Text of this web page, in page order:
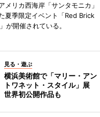
メリカ西海岸「サンタモニカ」
夏季限定イベント「Red Brick
が開催されている。
見る・遊ぶ
横浜美術館で「マリー・アン
トワネット・スタイル」展
世界初公開作品も